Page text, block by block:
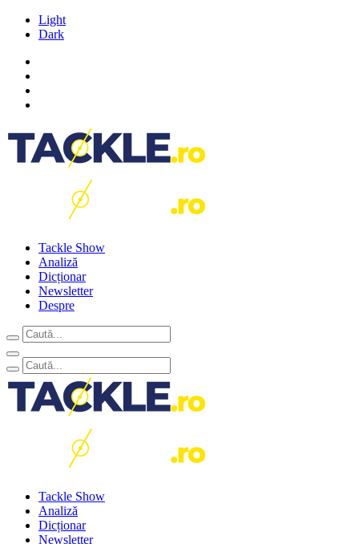
Light
Dark
Tackle Show
Analiză
Dicționar
Newsletter
Despre
Tackle Show
Analiză
Dicționar
Newsletter